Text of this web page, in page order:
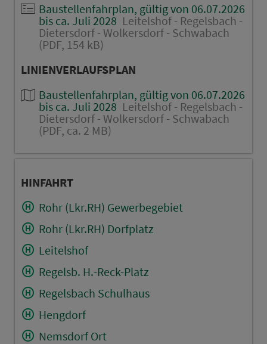
Baustellenfahrplan, gültig von 06.07.2026
bis ca. Juli 2028 Leitelshof - Regelsbach -
Dietersdorf - Wolkersdorf - Schwabach
(PDF, 154 kB)
LINIENVERLAUFSPLAN
Baustellenfahrplan, gültig von 06.07.2026
bis ca. Juli 2028 Leitelshof - Regelsbach -
Dietersdorf - Wolkersdorf - Schwabach
(PDF, ca. 2 MB)
HINFAHRT
Rohr (Lkr.RH) Gewerbegebiet
Rohr (Lkr.RH) Dorfplatz
Leitelshof
Regelsb. H.-Reck-Platz
Regelsbach Schulhaus
Hengdorf
Nemsdorf Ort